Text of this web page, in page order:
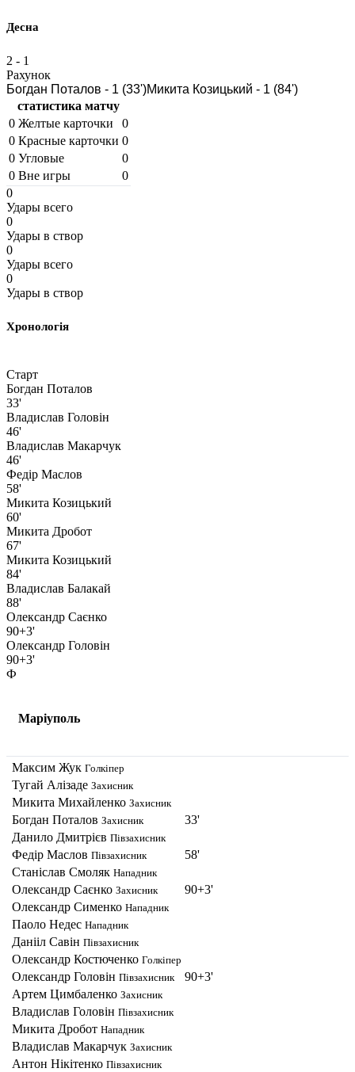
Десна
2 - 1
Рахунок
Богдан Поталов - 1 (33')Микита Козицький - 1 (84')
статистика матчу
0 Желтые карточки
0
0 Красные карточки 0
0 Угловые
0
0 Вне игры
0
0
Удары всего
0
Удары в створ
0
Удары всего
0
Удары в створ
Хронологія
Старт
Богдан Поталов
33'
Владислав Головiн
46'
Владислав Макарчук
46'
Федір Маслов
58'
Микита Козицький
60'
Микита Дробот
67'
Микита Козицький
84'
Владислав Балакай
88'
Олександр Саєнко
90+3'
Олександр Головін
90+3'
Ф
Маріуполь
Максим Жук Голкіпер
Тугай Алізаде Захисник
Микита Михайленко Захисник
Богдан Поталов Захисник
33'
Данило Дмитрієв Півзахисник
Федір Маслов Півзахисник
58'
Станіслав Смоляк Нападник
Олександр Саєнко Захисник
90+3'
Олександр Сименко Нападник
Паоло Недес Нападник
Данііл Савін Півзахисник
Олександр Костюченко Голкіпер
Олександр Головін Півзахисник
90+3'
Артем Цимбаленко Захисник
Владислав Головiн Півзахисник
Микита Дробот Нападник
Владислав Макарчук Захисник
Антон Нiкiтенко Півзахисник